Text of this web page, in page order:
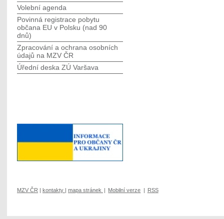
Volební agenda
Povinná registrace pobytu
občana EU v Polsku (nad 90
dnů)
Zpracování a ochrana osobních
údajů na MZV ČR
Úřední deska ZÚ Varšava
MZV ČR | kontakty | mapa stránek | Mobilní verze | RSS